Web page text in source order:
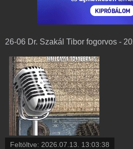
26-06 Dr. Szakál Tibor fogorvos -
Feltöltve: 2026.07.13. 13:03:38